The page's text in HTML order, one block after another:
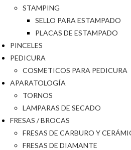
STAMPING
SELLO PARA ESTAMPADO
PLACAS DE ESTAMPADO
PINCELES
PEDICURA
COSMETICOS PARA PEDICURA
APARATOLOGÍA
TORNOS
LAMPARAS DE SECADO
FRESAS / BROCAS
FRESAS DE CARBURO Y
FRESAS DE DIAMANTE